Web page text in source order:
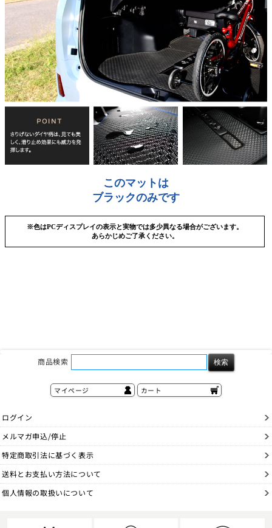
商品検索
マイページ カート
ログイン
メルマガ申込/停止
特定商取引法に基づく表示
送料とお支払い方法について
個人情報の取扱いについて